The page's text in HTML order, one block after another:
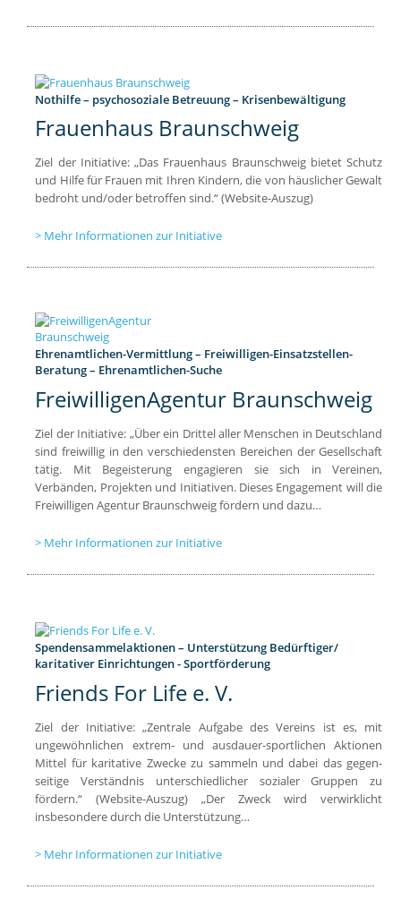
Nothilfe – psychosoziale Betreuung – Krisenbewältigung
Frauenhaus Braunschweig
Ziel der Initiative: „Das Frauenhaus Braunschweig bietet Schutz
und Hilfe für Frauen mit Ihren Kindern, die von häuslicher Gewalt
bedroht und/oder betroffen sind.“ (Website-Auszug)
Mehr Informationen zur Initiative
Ehrenamtlichen-Vermittlung – Freiwilligen-Einsatzstellen-
Beratung – Ehrenamtlichen-Suche
FreiwilligenAgentur Braunschweig
Ziel der Initiative: „Über ein Drittel aller Menschen in Deutschland
sind freiwillig in den verschiedensten Bereichen der Gesellschaft
tätig. Mit Begeisterung engagieren sie sich in Vereinen,
Verbänden, Projekten und Initiativen. Dieses Engagement will die
Freiwilligen Agentur Braunschweig fördern und dazu…
Mehr Informationen zur Initiative
Spendensammelaktionen – Unterstützung Bedürftiger/
karitativer Einrichtungen - Sportförderung
Friends For Life e. V.
Ziel der Initiative: „Zentrale Aufgabe des Vereins ist es, mit
ungewöhnlichen extrem- und ausdauer-sportlichen Aktionen
Mittel für karitative Zwecke zu sammeln und dabei das gegen-
seitige Verständnis unterschiedlicher sozialer Gruppen zu
fördern.“ (Website-Auszug) „Der Zweck wird verwirklicht
insbesondere durch die Unterstützung…
Mehr Informationen zur Initiative